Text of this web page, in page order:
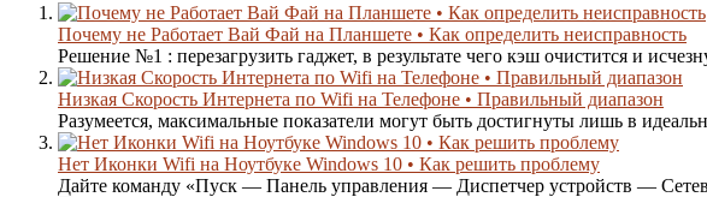
Почему не Работает Вай Фай на Планшете • Как определить неисправность
Решение №1 : перезагрузить гаджет, в результате чего кэш очистится и
Низкая Скорость Интернета по Wifi на Телефоне • Правильный диапазон
Разумеется, максимальные показатели могут быть достигнуты лишь в
Нет Иконки Wifi на Ноутбуке Windows 10 • Как решить проблему
Дайте команду «Пуск — Панель управления — Диспетчер устройств —